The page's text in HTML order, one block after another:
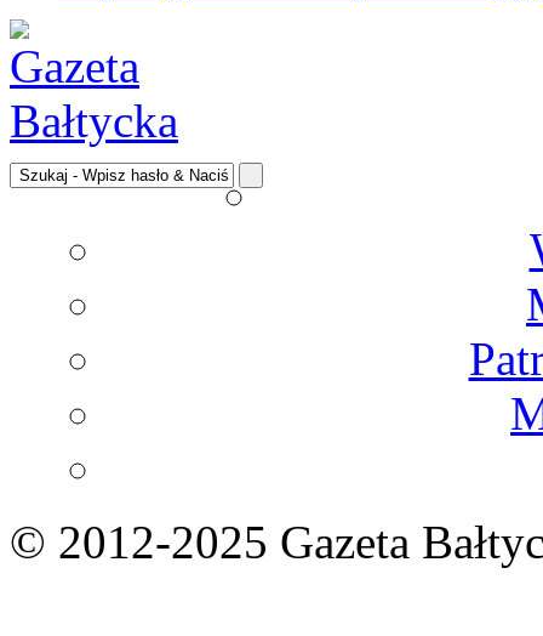
© 2012-2025 Gazeta